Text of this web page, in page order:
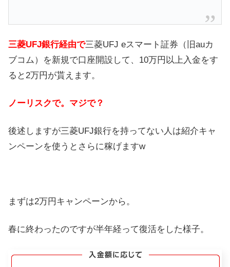
三菱UFJ銀行経由で三菱UFJ eスマート証券（旧auカ
ブコム）を新規で口座開設して、10万円以上入金をす
ると2万円が貰えます。
ノーリスクで。マジで？
後述しますが三菱UFJ銀行を持ってない人は紹介キャ
ンペーンを使うとさらに稼げますw
まずは2万円キャンペーンから。
春に終わったのですが半年経って復活をした様子。